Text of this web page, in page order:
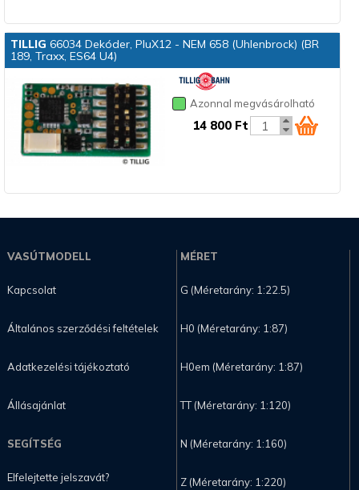
TILLIG 66034 Dekóder, PluX12 - NEM 658 (Uhlenbrock) (BR
189, Traxx, ES64 U4)
Azonnal megvásárolható
14 800 Ft
VASÚTMODELL
Kapcsolat
Általános szerződési feltételek
Adatkezelési tájékoztató
Állásajánlat
SEGÍTSÉG
Elfelejtette jelszavát?
MÉRET
G (Méretarány: 1:22.5)
H0 (Méretarány: 1:87)
H0em (Méretarány: 1:87)
TT (Méretarány: 1:120)
N (Méretarány: 1:160)
Z (Méretarány: 1:220)